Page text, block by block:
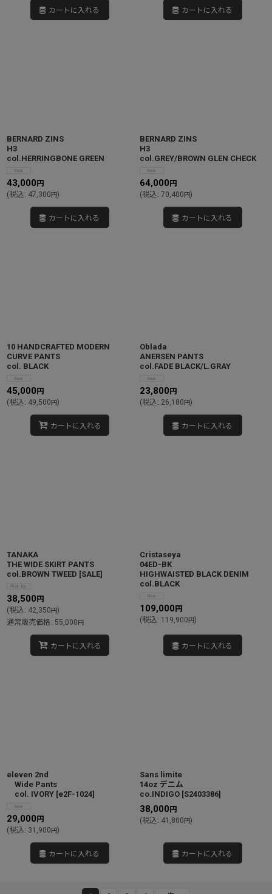
カートに入れる カートに入れる
BERNARD ZINS
H3
col.HERRINGBONE GREEN
43,000 円
(税込: 47,300円)
カートに入れる
BERNARD ZINS
H3
col.GREY/BROWN GLEN CHECK
64,000 円
(税込: 70,400円)
カートに入れる
10 HANDCRAFTED MODERN
CURVE PANTS
col. BLACK
45,000 円
(税込: 49,500円)
カートに入れる
Oblada
ANERSEN PANTS
col.FADE BLACK/L.GRAY
23,800 円
(税込: 26,180円)
カートに入れる
TANAKA
THE WIDE SKIRT PANTS
col.BROWN TWEED [SALE]
38,500 円
(税込: 42,350円)
通常販売価格 : 55,000円
カートに入れる
Cristaseya
04ED-BK
HIGHWAISTED BLACK DENIM
col.BLACK
109,000 円
(税込: 119,900円)
カートに入れる
eleven 2nd
Wide Pants
col. IVORY [e2F-1024]
29,000 円
(税込: 31,900円)
カートに入れる
Sans limite
14oz デニム
co.INDIGO [S2403386]
38,000 円
(税込: 41,800円)
カートに入れる